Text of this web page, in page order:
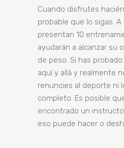
Cuando disfrutes
probable que lo sigas.
presentan 10
ayudarán a alcanzar su
de peso. Si has
aquí y allá y realmente
renuncies al deporte ni
completo. Es posible
encontrado un
eso puede hacer o